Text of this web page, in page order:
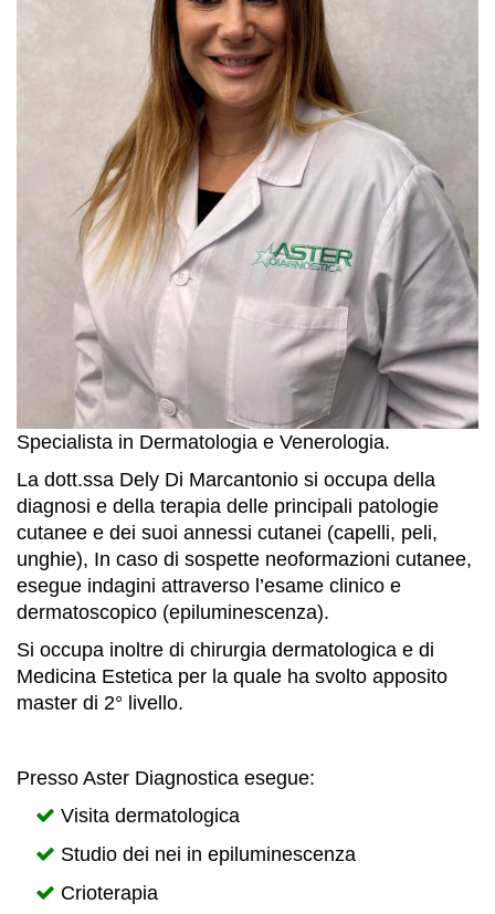
Specialista in Dermatologia e Venerologia.
La dott.ssa Dely Di Marcantonio si occupa della
diagnosi e della terapia delle principali patologie
cutanee e dei suoi annessi cutanei (capelli, peli,
unghie), In caso di sospette neoformazioni cutanee,
esegue indagini attraverso l’esame clinico e
dermatoscopico (epiluminescenza).
Si occupa inoltre di chirurgia dermatologica e di
Medicina Estetica per la quale ha svolto apposito
master di 2° livello.
Presso Aster Diagnostica esegue:
Visita dermatologica
Studio dei nei in epiluminescenza
Crioterapia